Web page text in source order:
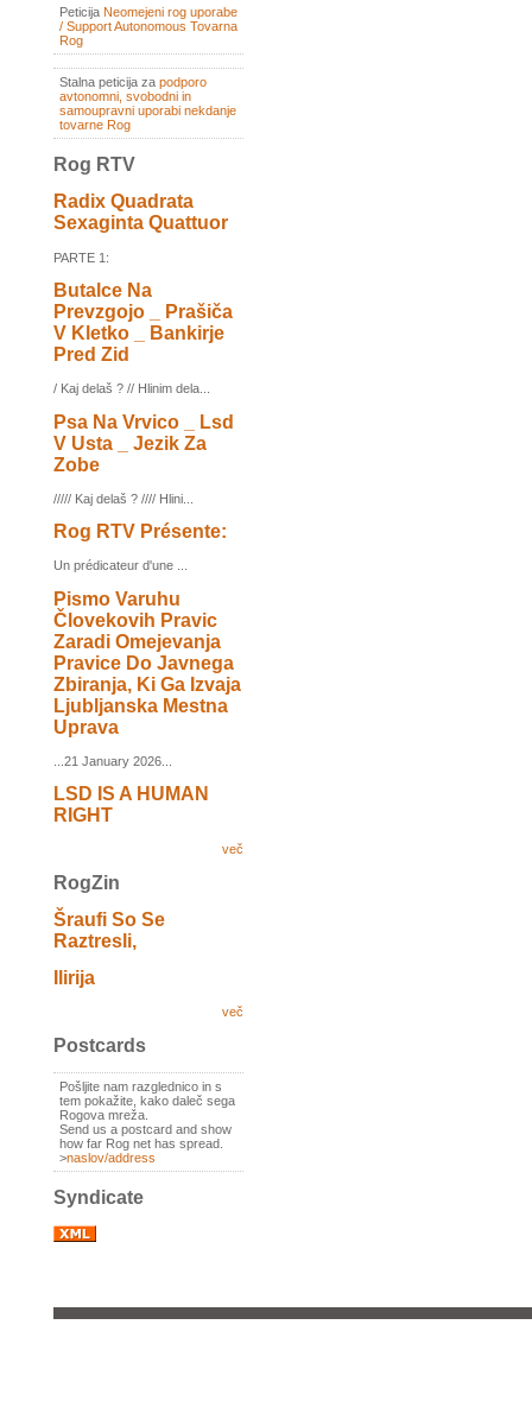
Peticija Neomejeni rog uporabe
/ Support Autonomous Tovarna
Rog
Stalna peticija za podporo
avtonomni, svobodni in
samoupravni uporabi nekdanje
tovarne Rog
Rog RTV
Radix Quadrata
Sexaginta Quattuor
PARTE 1:
Butalce Na
Prevzgojo _ Prašiča
V Kletko _ Bankirje
Pred Zid
/ Kaj delaš ? // Hlinim dela...
Psa Na Vrvico _ Lsd
V Usta _ Jezik Za
Zobe
///// Kaj delaš ? //// Hlini...
Rog RTV Présente:
Un prédicateur d'une ...
Pismo Varuhu
Človekovih Pravic
Zaradi Omejevanja
Pravice Do Javnega
Zbiranja, Ki Ga Izvaja
Ljubljanska Mestna
Uprava
...21 January 2026...
LSD IS A HUMAN
RIGHT
več
RogZin
Šraufi So Se
Raztresli,
Ilirija
več
Postcards
Pošljite nam razglednico in s
tem pokažite, kako daleč sega
Rogova mreža.
Send us a postcard and show
how far Rog net has spread.
>naslov/address
Syndicate